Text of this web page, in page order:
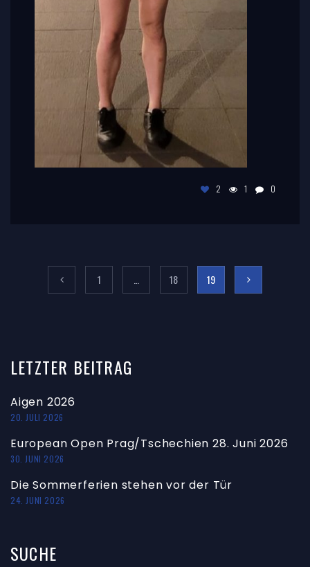
2 1 0
1 18 19
LETZTER BEITRAG
Aigen 2026
20. JULI 2026
European Open Prag/Tschechien 28. Juni 2026
30. JUNI 2026
Die Sommerferien stehen vor der Tür
24. JUNI 2026
SUCHE